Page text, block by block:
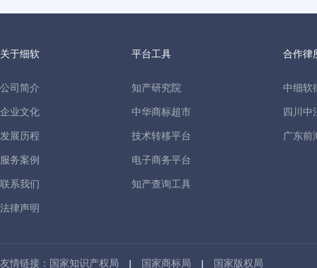
关于细软
公司简介
企业文化
发展历程
服务案例
联系我们
法律声明
平台工具
知产研究院
中华商标超市
技术转移平台
电子商务平台
知产查询工具
合作律
中细软
四川中
广东前
友情链接： 国家知识产权局 国家商标局 国家版权局